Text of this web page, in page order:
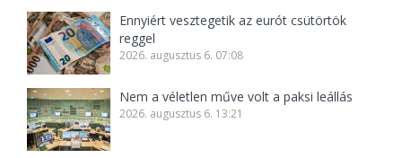
Ennyiért vesztegetik az eurót csütörtök
reggel
2026. augusztus 6. 07:08
Nem a véletlen műve volt a paksi leállás
2026. augusztus 6. 13:21